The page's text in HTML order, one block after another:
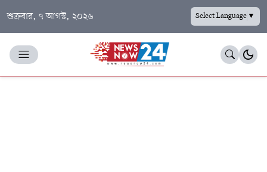
শুক্রবার, ৭ আগস্ট, ২০২৬ Select Language▼